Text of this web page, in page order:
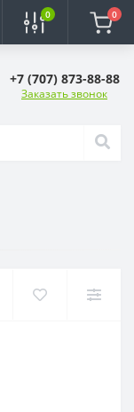
0 0
+7 (707) 873-88-88
Заказать звонок